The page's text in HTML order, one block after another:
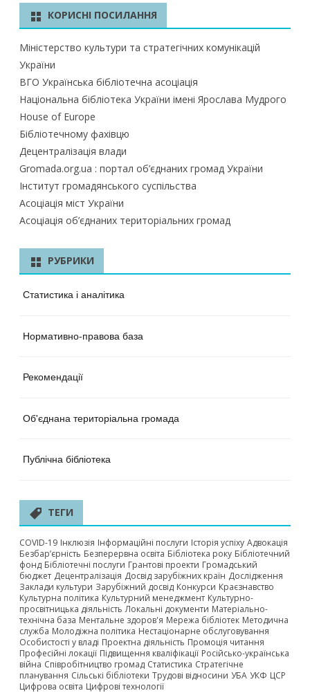
КОРИСНІ ПОСИЛАННЯ
Міністерство культури та стратегічних комунікацій
України
ВГО Українська бібліотечна асоціація
Національна бібліотека України імені Ярослава Мудрого
House of Europe
Бібліотечному фахівцю
Децентралізація влади
Gromada.org.ua : портал об’єднаних громад України
Інститут громадянського суспільства
Асоціація міст України
Асоціація об’єднаних територіальних громад
РУБРИКИ
Статистика і аналітика
Нормативно-правова база
Рекомендації
Об'єднана територіальна громада
Публічна бібліотека
ТЕГИ
COVID-19 Інклюзія Інформаційні послуги Історія успіху Адвокація
Безбар’єрність Безперервна освіта Бібліотека року Бібліотечний
фонд Бібліотечні послуги Грантові проекти Громадський
бюджет Децентралізація Досвід зарубіжних країн Дослідження
Заклади культури Зарубіжний досвід Конкурси Краєзнавство
Культурна політика Культурний менеджмент Культурно-
просвітницька діяльність Локальні документи Матеріально-
технічна база Ментальне здоров'я Мережа бібліотек Методична
служба Молодіжна політика Нестаціонарне обслуговування
Особистості у владі Проектна діяльність Промоція читання
Професійні локації Підвищення кваліфікації Російсько-українська
війна Співробітництво громад Статистика Стратегічне
планування Сільські бібліотеки Трудові відносини УБА УКФ ЦСР
Цифрова освіта Цифрові технології